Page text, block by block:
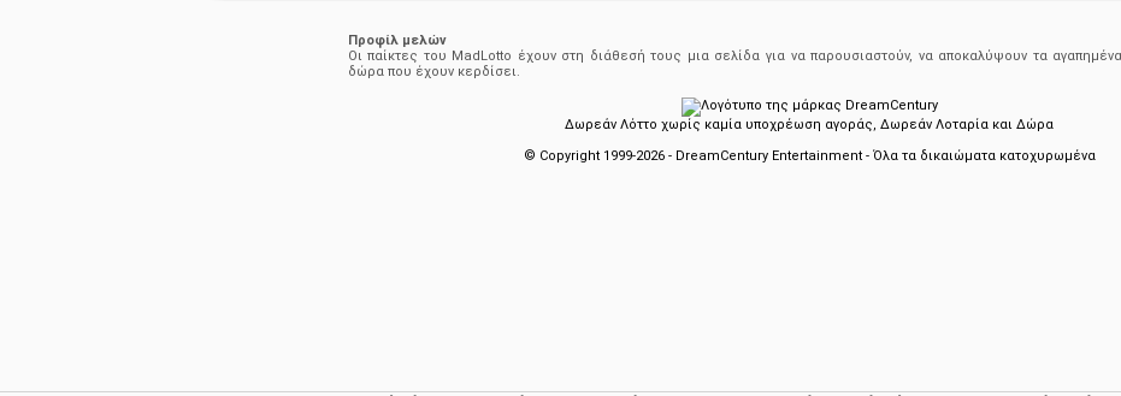
Προφίλ μελών
Οι παίκτες του MadLotto έχουν στη διάθεσή τους μια σελίδα για να παρουσιαστούν, να αποκαλύψουν τα αγαπημένα
δώρα που έχουν κερδίσει.
Δωρεάν Λόττο χωρίς καμία υποχρέωση αγοράς, Δωρεάν Λοταρία και Δώρα
© Copyright 1999-2026 - DreamCentury Entertainment - Όλα τα δικαιώματα κατοχυρωμένα